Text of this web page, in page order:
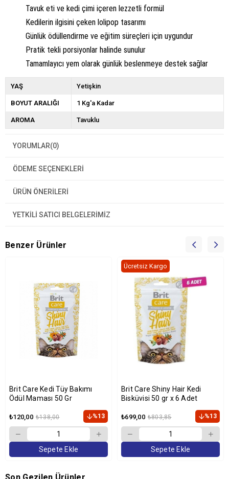
Tavuk eti ve kedi çimi içeren lezzetli formül
Kedilerin ilgisini çeken lolipop tasarımı
Günlük ödüllendirme ve eğitim süreçleri için uygundur
Pratik tekli porsiyonlar halinde sunulur
Tamamlayıcı yem olarak günlük beslenmeye destek sağlar
YAŞ Yetişkin
BOYUT ARALIĞI 1 Kg'a Kadar
AROMA Tavuklu
YORUMLAR(0)
ÖDEME SEÇENEKLERI
ÜRÜN ÖNERILERI
YETKİLİ SATICI BELGELERİMİZ
Benzer Ürünler
Brit Care Kedi Tüy Bakımı
Ödül Maması 50 Gr
₺120,00 ₺138,00 %13
Sepete Ekle
Brit Care Shiny Hair Kedi
Bisküvisi 50 gr x 6 Adet
₺699,00 ₺803,85 %13
Ücretsiz Kargo
Sepete Ekle